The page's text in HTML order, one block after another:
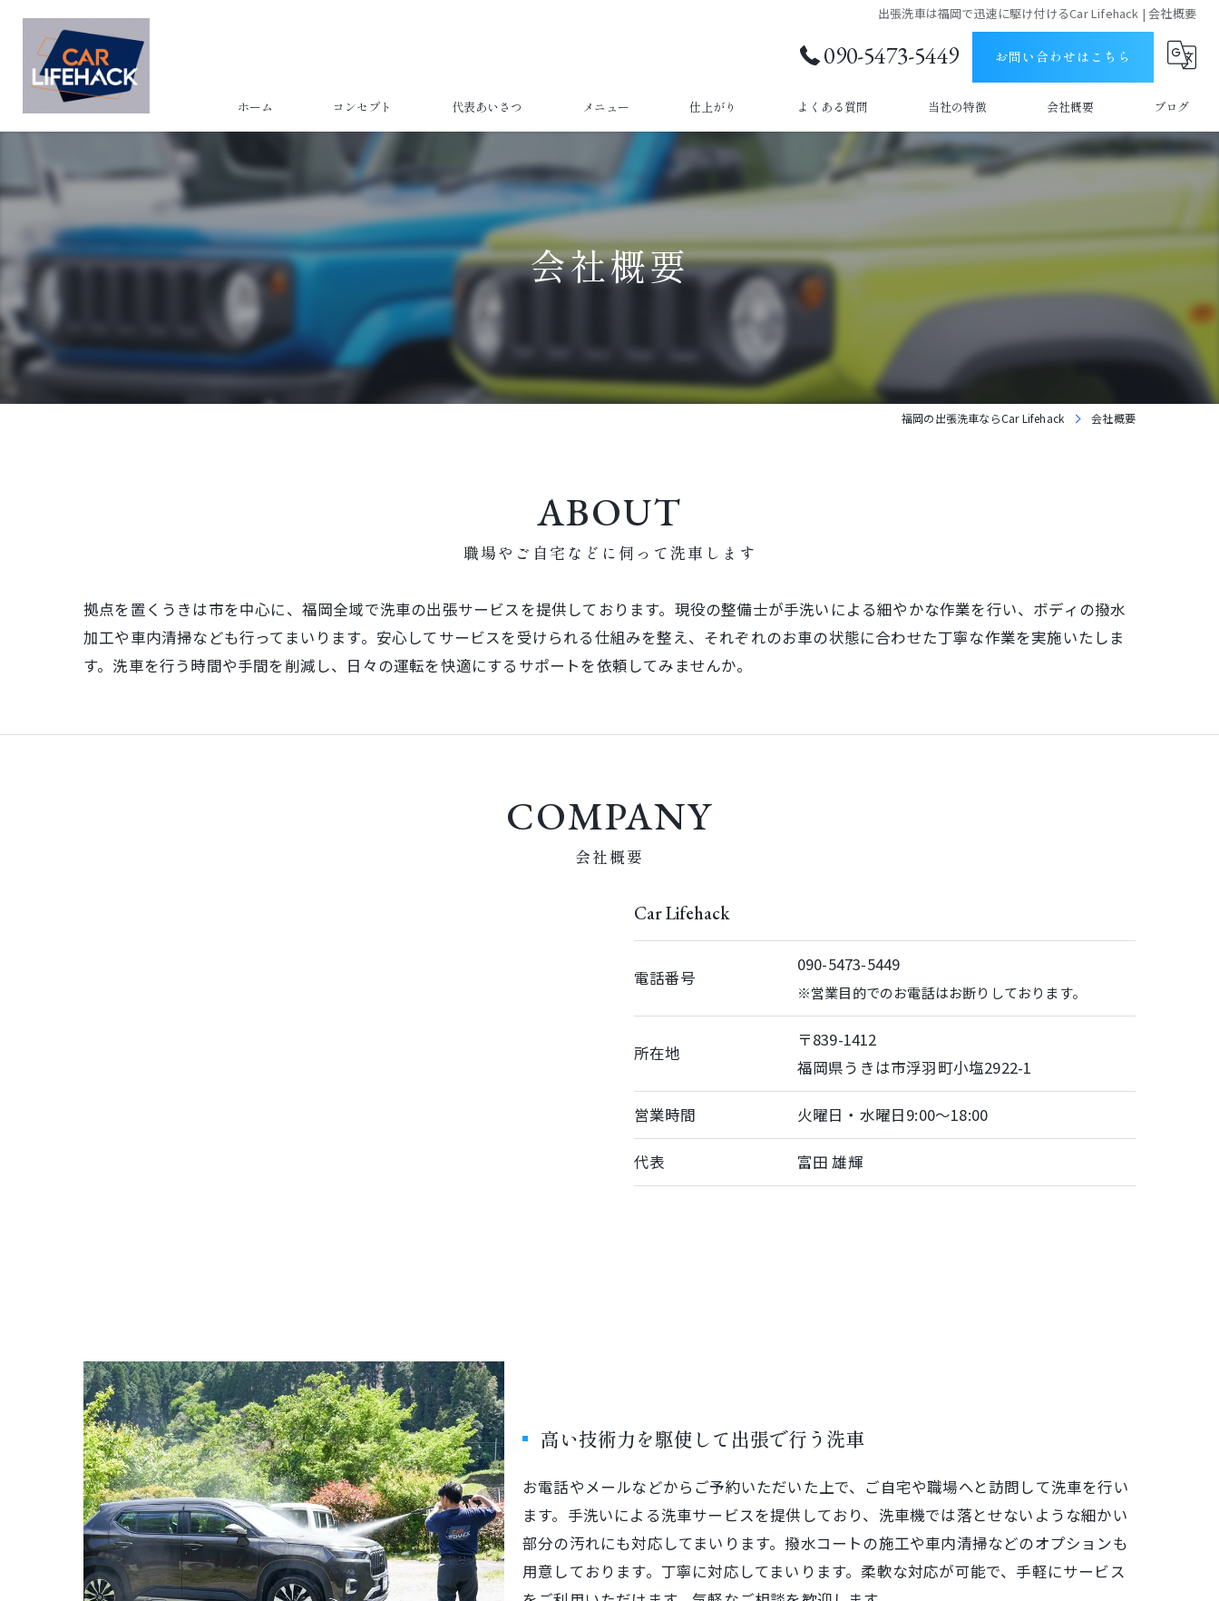
出張洗車は福岡で迅速に駆け付けるCar Lifehack | 会社概要
090-5473-5449 お問い合わせはこちら
ホーム コンセプト 代表あいさつ メニュー 仕上がり よくある質問 当社の特徴
うきは市の出張洗車
会社概要 ブログ
コラム
会社概要
福岡の出張洗車ならCar Lifehack 会社概要
職場やご自宅などに伺って洗車します
ABOUT
拠点を置くうきは市を中心に、福岡全域で洗車の出張サービスを提供しております。現役の整備士が手洗いによる細やかな作業を行い、ボディの撥水
加工や車内清掃なども行ってまいります。安心してサービスを受けられる仕組みを整え、それぞれのお車の状態に合わせた丁寧な作業を実施いたしま
す。洗車を行う時間や手間を削減し、日々の運転を快適にするサポートを依頼してみませんか。
会社概要
COMPANY
Car Lifehack
電話番号
090-5473-5449
※営業目的でのお電話はお断りしております。
所在地
〒839-1412
福岡県うきは市浮羽町小塩2922-1
営業時間 火曜日・水曜日9:00～18:00
代表 富田 雄輝
高い技術力を駆使して出張で行う洗車
お電話やメールなどからご予約いただいた上で、ご自宅や職場へと訪問して洗車を行い
ます。手洗いによる洗車サービスを提供しており、洗車機では落とせないような細かい
部分の汚れにも対応してまいります。撥水コートの施工や車内清掃などのオプションも
用意しております。丁寧に対応してまいります。柔軟な対応が可能で、手軽にサービス